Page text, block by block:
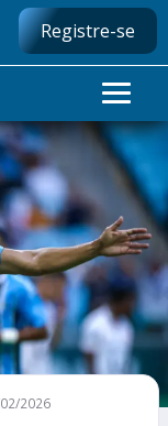
Registre-se
2026